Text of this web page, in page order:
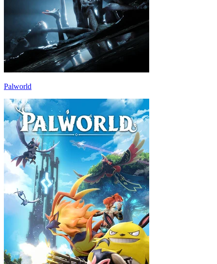
Palworld